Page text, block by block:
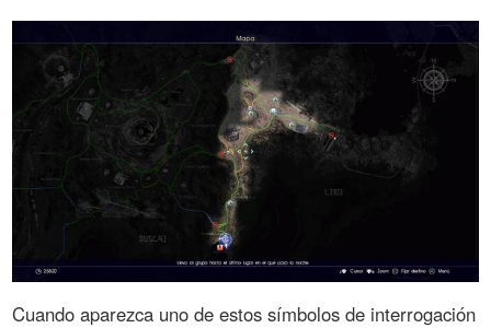
Cuando aparezca uno de estos símbolos de interrogación